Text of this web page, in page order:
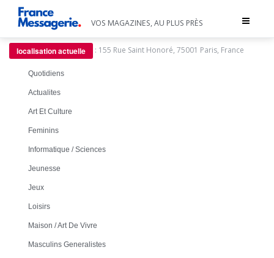
Toggle
VOS MAGAZINES, AU PLUS PRÈS
localisation actuelle : 155 Rue Saint Honoré, 75001 Paris, France
Quotidiens
Actualites
Art Et Culture
Feminins
Informatique / Sciences
Jeunesse
Jeux
Loisirs
Maison / Art De Vivre
Masculins Generalistes